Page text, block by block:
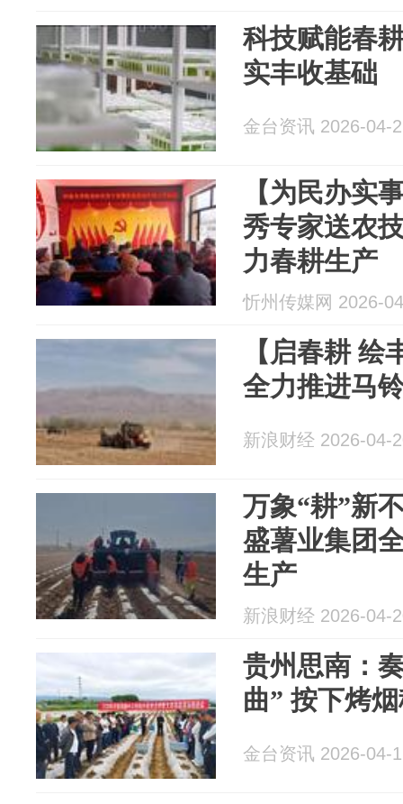
科技赋能春
实丰收基础
金台资讯 2026-04-
【为民办实
秀专家送农
力春耕生产
忻州传媒网 2026-
【启春耕
全力推进马
新浪财经 2026-04-
万象“耕”新
盛薯业集团
生产
新浪财经 2026-04-
贵州思南：
曲” 按下烤
金台资讯 2026-04-